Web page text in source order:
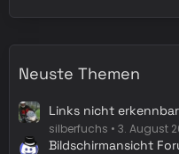
Neuste Themen
Links nicht erkennbar
silberfuchs 3. August
Bildschirmansicht